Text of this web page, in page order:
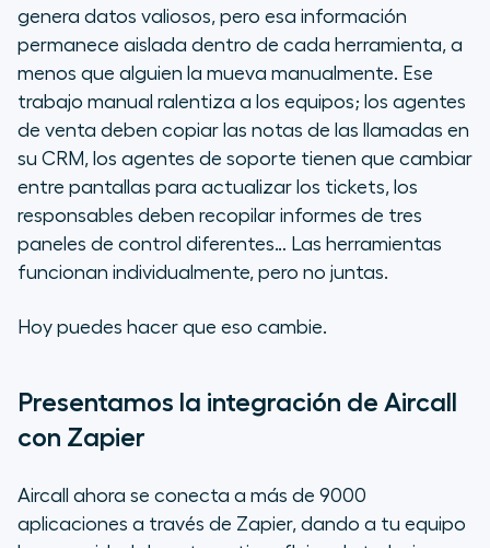
¿Qué puedes automatizar?
Cómo empezar
¿Qué puedes crear hoy?
Conecta Aircall con tu pila
tecnológica mediante Zapier hoy
mismo
genera datos valiosos, pero esa información
permanece aislada dentro de cada herramienta, a
menos que alguien la mueva manualmente. Ese
trabajo manual ralentiza a los equipos; los agentes
de venta deben copiar las notas de las llamadas en
su CRM, los agentes de soporte tienen que cambiar
entre pantallas para actualizar los tickets, los
responsables deben recopilar informes de tres
paneles de control diferentes… Las herramientas
funcionan individualmente, pero no juntas.
Hoy puedes hacer que eso cambie.
Presentamos la integración de Aircall
con Zapier
Aircall ahora se conecta a más de 9000
aplicaciones a través de Zapier, dando a tu equipo